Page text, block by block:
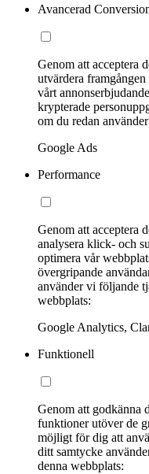
Avancerad
Genom att acceptera
utvärdera
vårt
krypterade
om du redan
Google Ads
Performance
Genom att acceptera
analysera klick- och
optimera vår
övergripande
använder vi följande
webbplats:
Google Analytics,
Funktionell
Genom att godkänna
funktioner utöver de
möjligt för dig att
ditt samtycke
denna webbplats: